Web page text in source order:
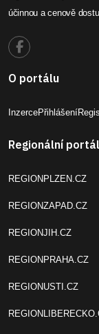
účinnou a cenově
O portálu
InzercePřihlášení
Regionální
REGIONPLZEN.CZ
REGIONZAPAD.CZ
REGIONJIH.CZ
REGIONPRAHA.CZ
REGIONUSTI.CZ